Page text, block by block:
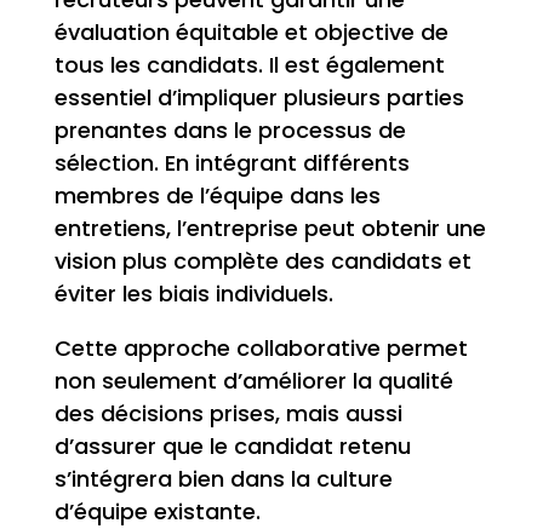
évaluation équitable et objective de
tous les candidats. Il est également
essentiel d’impliquer plusieurs parties
prenantes dans le processus de
sélection. En intégrant différents
membres de l’équipe dans les
entretiens, l’entreprise peut obtenir une
vision plus complète des candidats et
éviter les biais individuels.
Cette approche collaborative permet
non seulement d’améliorer la qualité
des décisions prises, mais aussi
d’assurer que le candidat retenu
s’intégrera bien dans la culture
d’équipe existante.